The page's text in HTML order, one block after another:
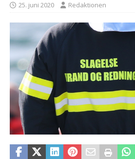
25. juni 2020 Redaktionen